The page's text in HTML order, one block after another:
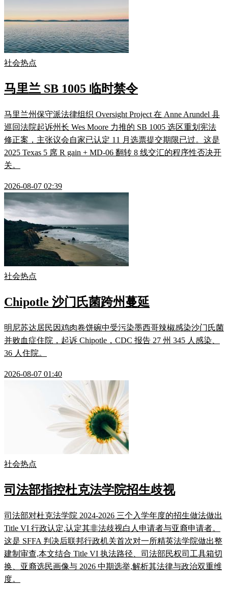
社会热点
马里兰 SB 1005 临时禁令
马里兰州保守派法律组织 Oversight Project 在 Anne Arundel 县
巡回法院起诉州长 Wes Moore 力推的 SB 1005 选区重划宪法
修正案，主张议会自家已认定 11 月选票提交期限已过。这是
2025 Texas 5 席 R gain + MD-06 翻转 8 线交汇的程序性否决开
关。
2026-08-07 02:39
社会热点
Chipotle 沙门氏菌跨州蔓延
明尼苏达居民因鸡肉卷饼碗中受污染墨西哥辣椒感染沙门氏菌
并败血症住院，起诉 Chipotle，CDC 报告 27 州 345 人感染、
36 人住院。
2026-08-07 01:40
社会热点
司法部指控杜克法学院招生歧视
司法部对杜克法学院 2024-2026 三个入学年度的招生做法做出
Title VI 行政认定,认定其非法歧视白人申请者与亚裔申请者。
这是 SFFA 判决后联邦行政机关首次对一所精英法学院做出整
建制审查,本文结合 Title VI 执法路径、司法部民权司工具箱切
换、亚裔选民画像与 2026 中期选举,解析其法律与政治双重维
度。